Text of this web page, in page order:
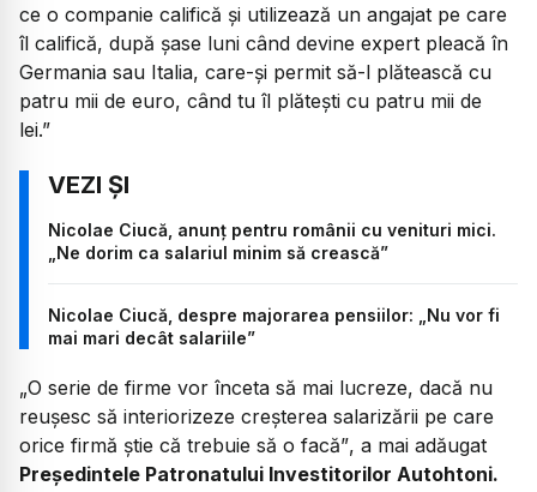
ce o companie califică și utilizează un angajat pe care
îl califică, după șase luni când devine expert pleacă în
Germania sau Italia, care-și permit să-l plătească cu
patru mii de euro, când tu îl plătești cu patru mii de
lei.”
Nicolae Ciucă, anunț pentru românii cu venituri mici.
„Ne dorim ca salariul minim să crească”
Nicolae Ciucă, despre majorarea pensiilor: „Nu vor fi
mai mari decât salariile”
„O serie de firme vor înceta să mai lucreze, dacă nu
reușesc să interiorizeze creșterea salarizării pe care
orice firmă știe că trebuie să o facă”, a mai adăugat
Președintele Patronatului Investitorilor Autohtoni.